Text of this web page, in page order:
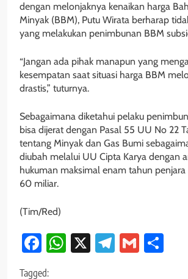
dengan melonjaknya kenaikan harga
Minyak (BBM), Putu Wirata berharap
yang melakukan penimbunan BBM
“Jangan ada pihak manapun yang
kesempatan saat situasi harga BBM
drastis,” tuturnya.
Sebagaimana diketahui pelaku
bisa dijerat dengan Pasal 55 UU No 22
tentang Minyak dan Gas Bumi
diubah melalui UU Cipta Karya dengan
hukuman maksimal enam tahun
60 miliar.
(Tim/Red)
Facebook
WhatsApp
X Telegram
Gmail
Tagged: